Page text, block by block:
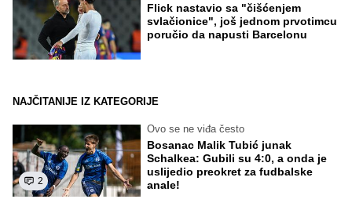
Flick nastavio sa "čišćenjem
svlačionice", još jednom prvotimcu
poručio da napusti Barcelonu
NAJČITANIJE IZ KATEGORIJE
2
Ovo se ne viđa često
Bosanac Malik Tubić junak
Schalkea: Gubili su 4:0, a onda je
uslijedio preokret za fudbalske
anale!